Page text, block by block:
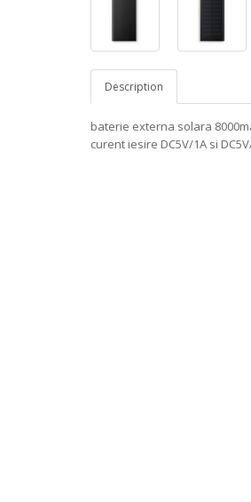
Description
baterie externa solara
curent iesire DC5V/1A si